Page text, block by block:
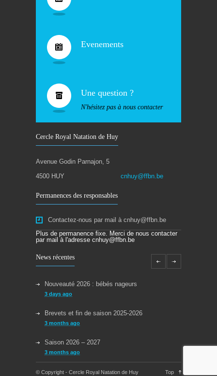
Evenements
Une question ?
N'hésitez pas à nous contacter
Cercle Royal Natation de Huy
Avenue Godin Parnajon, 5
4500 HUY
cnhuy@ffbn.be
Permanences des responsables
Contactez-nous par mail à cnhuy@ffbn.be
Plus de permanence fixe. Merci de nous contacter
par mail à l'adresse cnhuy@ffbn.be
News récentes
Nouveauté 2026 : bébés nageurs
3 days ago
Brevets et fin de saison 2025-2026
3 months ago
Saison 2026 – 2027
3 months ago
Reprise des cours la semaine du 08/09/2025
© Copyright - Cercle Royal Natation de Huy Top